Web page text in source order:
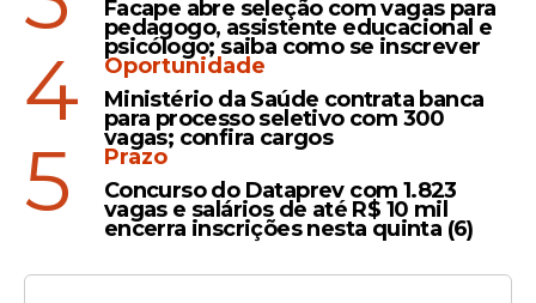
Vai, Brasil!
Casas Bahia promete quitar
carnês de clientes caso
Brasil conquiste o hexa
Facape abre seleção com vagas para
pedagogo, assistente educacional e
psicólogo; saiba como se inscrever
4
Oportunidade
Ministério da Saúde contrata banca
para processo seletivo com 300
vagas; confira cargos
5
Prazo
Concurso do Dataprev com 1.823
vagas e salários de até R$ 10 mil
encerra inscrições nesta quinta (6)